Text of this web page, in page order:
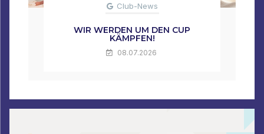
Club-News
WIR WERDEN UM DEN CUP
KÄMPFEN!
08.07.2026